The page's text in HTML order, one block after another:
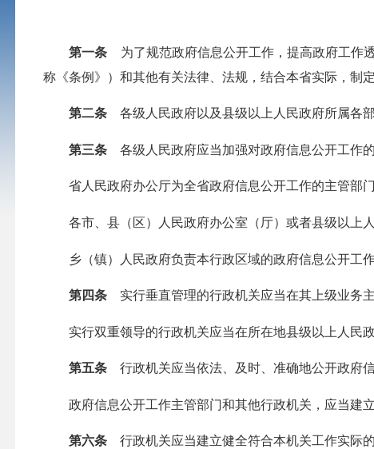
第一条 为了规范政府信息公开工作，提高政府工作
称《条例》）和其他有关法律、法规，结合本省实际，制定
第二条 各级人民政府以及县级以上人民政府所属各
第三条 各级人民政府应当加强对政府信息公开工作的
省人民政府办公厅为全省政府信息公开工作的主管部门
各市、县（区）人民政府办公室（厅）或者县级以上人
乡（镇）人民政府负责本行政区域的政府信息公开工作
第四条 实行垂直管理的行政机关应当在其上级业务
实行双重领导的行政机关应当在所在地县级以上人民政
第五条 行政机关应当依法、及时、准确地公开政府信
政府信息公开工作主管部门和其他行政机关，应当建立
第六条 行政机关应当建立健全符合本机关工作实际